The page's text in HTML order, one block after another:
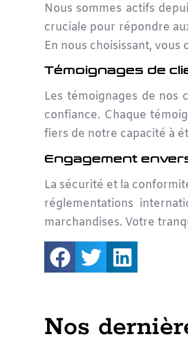
Nous sommes actifs
cruciale pour répondre
En nous choisissant,
Témoignages de
Les témoignages de
confiance. Chaque
fiers de notre capacité à
Engagement
La sécurité et la
réglementations
marchandises. Votre
Nos